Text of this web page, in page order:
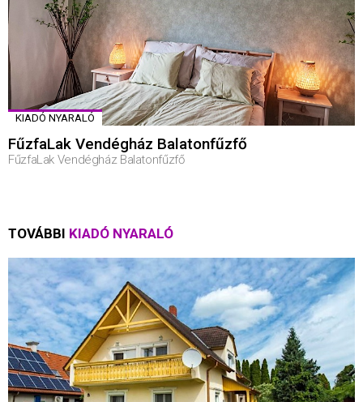
KIADÓ NYARALÓ
FűzfaLak Vendégház Balatonfűzfő
FűzfaLak Vendégház Balatonfűzfő
TOVÁBBI KIADÓ NYARALÓ